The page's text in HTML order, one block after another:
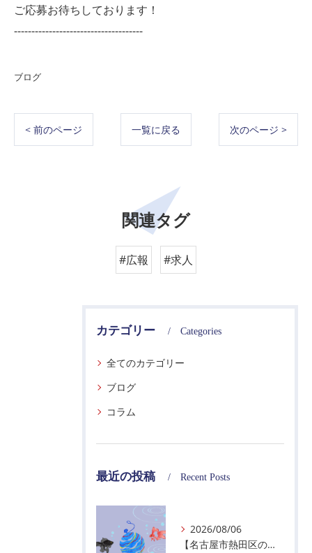
ご応募お待ちしております！
-------------------------------------
ブログ
< 前のページ 一覧に戻る 次のページ >
関連タグ
#広報 #求人
カテゴリー Categories
全てのカテゴリー
ブログ
コラム
最近の投稿 Recent Posts
2026/08/06
【名古屋市熱田区の警備会社】夏季休業のお知らせ